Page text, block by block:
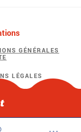
GÉNÉRALES
LÉGALES
D’UTILISATION